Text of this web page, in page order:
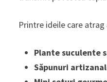
Printre ideile care
Plante suculente
Săpunuri